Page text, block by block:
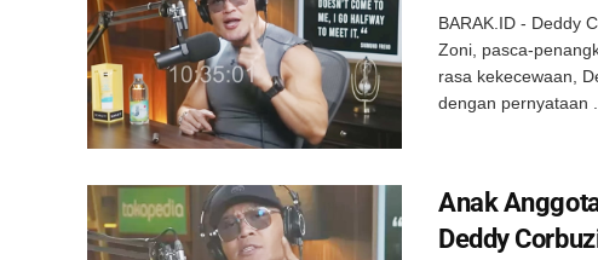
BARAK.ID - Deddy
Zoni, pasca-
rasa kekecewaan,
dengan pernyataan ...
Anak
Deddy